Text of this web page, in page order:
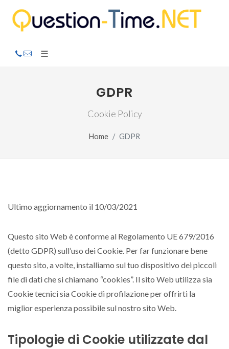
GDPR
Cookie Policy
Home GDPR
Ultimo aggiornamento il 10/03/2021
Questo sito Web è conforme al Regolamento UE 679/2016
(detto GDPR) sull’uso dei Cookie. Per far funzionare bene
questo sito, a volte, installiamo sul tuo dispositivo dei piccoli
file di dati che si chiamano “cookies”. Il sito Web utilizza sia
Cookie tecnici sia Cookie di profilazione per offrirti la
miglior esperienza possibile sul nostro sito Web.
Tipologie di Cookie utilizzate dal